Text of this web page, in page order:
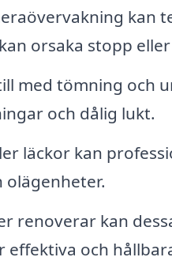
kan
orsaka stopp eller
med tömning och
och dålig lukt.
läckor kan
renoverar kan
effektiva och